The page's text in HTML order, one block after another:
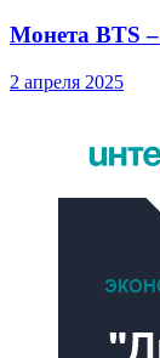
Монета BTS –
2 апреля 2025